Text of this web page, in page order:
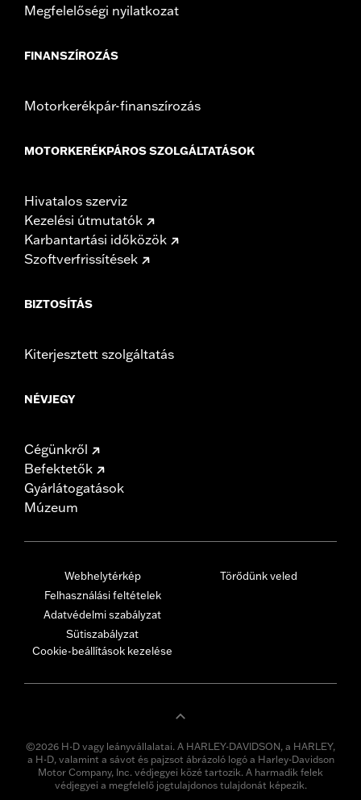
Megfelelőségi nyilatkozat
FINANSZÍROZÁS
Motorkerékpár-finanszírozás
MOTORKERÉKPÁROS SZOLGÁLTATÁSOK
Hivatalos szerviz
Kezelési útmutatók
Karbantartási időközök
Szoftverfrissítések
BIZTOSÍTÁS
Kiterjesztett szolgáltatás
NÉVJEGY
Cégünkről
Befektetők
Gyárlátogatások
Múzeum
Webhelytérkép
Felhasználási feltételek
Adatvédelmi szabályzat
Sütiszabályzat
Cookie-beállítások kezelése
Törődünk veled
©2026 H-D vagy leányvállalatai. A HARLEY-DAVIDSON, a HARLEY,
a H-D, valamint a sávot és pajzsot ábrázoló logó a Harley-Davidson
Motor Company, Inc. védjegyei közé tartozik. A harmadik felek
védjegyei a megfelelő jogtulajdonos tulajdonát képezik.